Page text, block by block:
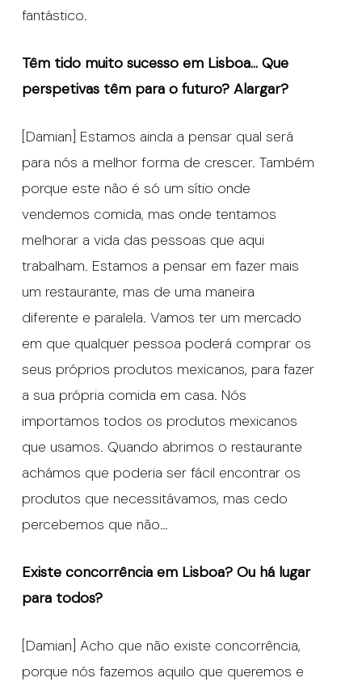
fantástico.
Têm tido muito sucesso em Lisboa… Que
perspetivas têm para o futuro? Alargar?
[Damian] Estamos ainda a pensar qual será
para nós a melhor forma de crescer. Também
porque este não é só um sítio onde
vendemos comida, mas onde tentamos
melhorar a vida das pessoas que aqui
trabalham. Estamos a pensar em fazer mais
um restaurante, mas de uma maneira
diferente e paralela. Vamos ter um mercado
em que qualquer pessoa poderá comprar os
seus próprios produtos mexicanos, para fazer
a sua própria comida em casa. Nós
importamos todos os produtos mexicanos
que usamos. Quando abrimos o restaurante
achámos que poderia ser fácil encontrar os
produtos que necessitávamos, mas cedo
percebemos que não…
Existe concorrência em Lisboa? Ou há lugar
para todos?
[Damian] Acho que não existe concorrência,
porque nós fazemos aquilo que queremos e